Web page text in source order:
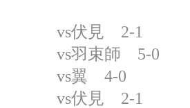
vs伏見 2-1
vs羽束師 5-0
vs翼 4-0
vs伏見 2-1